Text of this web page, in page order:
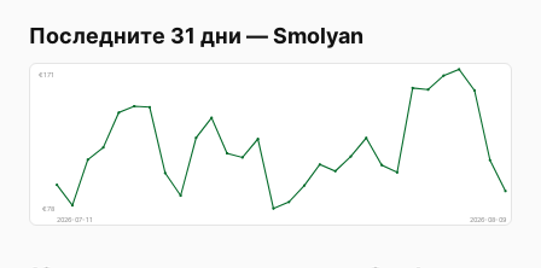
Последните 31 дни —Smolyan
€171
€78
2026-07-11
2026-08-09